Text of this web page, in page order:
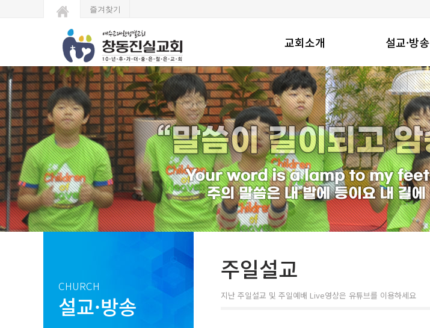
즐겨찾기
교회소개
창동진실교회는
교회연혁
예배안내
섬기는 이들
찾아오시는길
설교·방송
주일설교
수요밤예배
금요밤기도회
온라인성경공부
특별영상
CHURCH
설교·방송
주일설교
지난 주일설교 및 주일예배 Live영상은 유튜브를 이용하세요